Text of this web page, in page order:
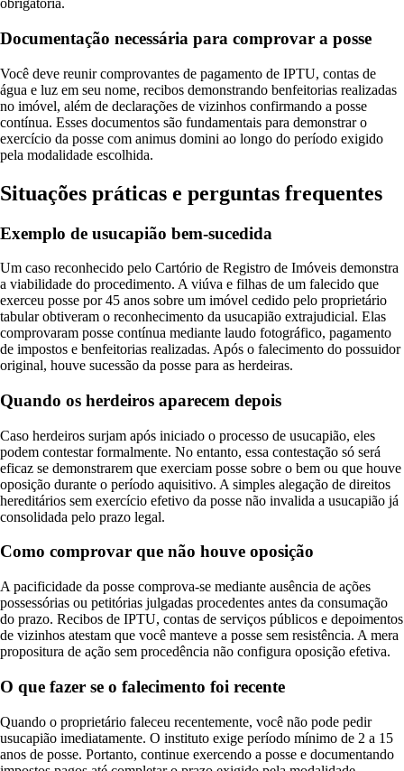
obrigatória.
Documentação necessária para comprovar a posse
Você deve reunir comprovantes de pagamento de IPTU, contas de
água e luz em seu nome, recibos demonstrando benfeitorias realizadas
no imóvel, além de declarações de vizinhos confirmando a posse
contínua. Esses documentos são fundamentais para demonstrar o
exercício da posse com animus domini ao longo do período exigido
pela modalidade escolhida.
Situações práticas e perguntas frequentes
Exemplo de usucapião bem-sucedida
Um caso reconhecido pelo Cartório de Registro de Imóveis demonstra
a viabilidade do procedimento. A viúva e filhas de um falecido que
exerceu posse por 45 anos sobre um imóvel cedido pelo proprietário
tabular obtiveram o reconhecimento da usucapião extrajudicial. Elas
comprovaram posse contínua mediante laudo fotográfico, pagamento
de impostos e benfeitorias realizadas. Após o falecimento do possuidor
original, houve sucessão da posse para as herdeiras.
Quando os herdeiros aparecem depois
Caso herdeiros surjam após iniciado o processo de usucapião, eles
podem contestar formalmente. No entanto, essa contestação só será
eficaz se demonstrarem que exerciam posse sobre o bem ou que houve
oposição durante o período aquisitivo. A simples alegação de direitos
hereditários sem exercício efetivo da posse não invalida a usucapião já
consolidada pelo prazo legal.
Como comprovar que não houve oposição
A pacificidade da posse comprova-se mediante ausência de ações
possessórias ou petitórias julgadas procedentes antes da consumação
do prazo. Recibos de IPTU, contas de serviços públicos e depoimentos
de vizinhos atestam que você manteve a posse sem resistência. A mera
propositura de ação sem procedência não configura oposição efetiva.
O que fazer se o falecimento foi recente
Quando o proprietário faleceu recentemente, você não pode pedir
usucapião imediatamente. O instituto exige período mínimo de 2 a 15
anos de posse. Portanto, continue exercendo a posse e documentando